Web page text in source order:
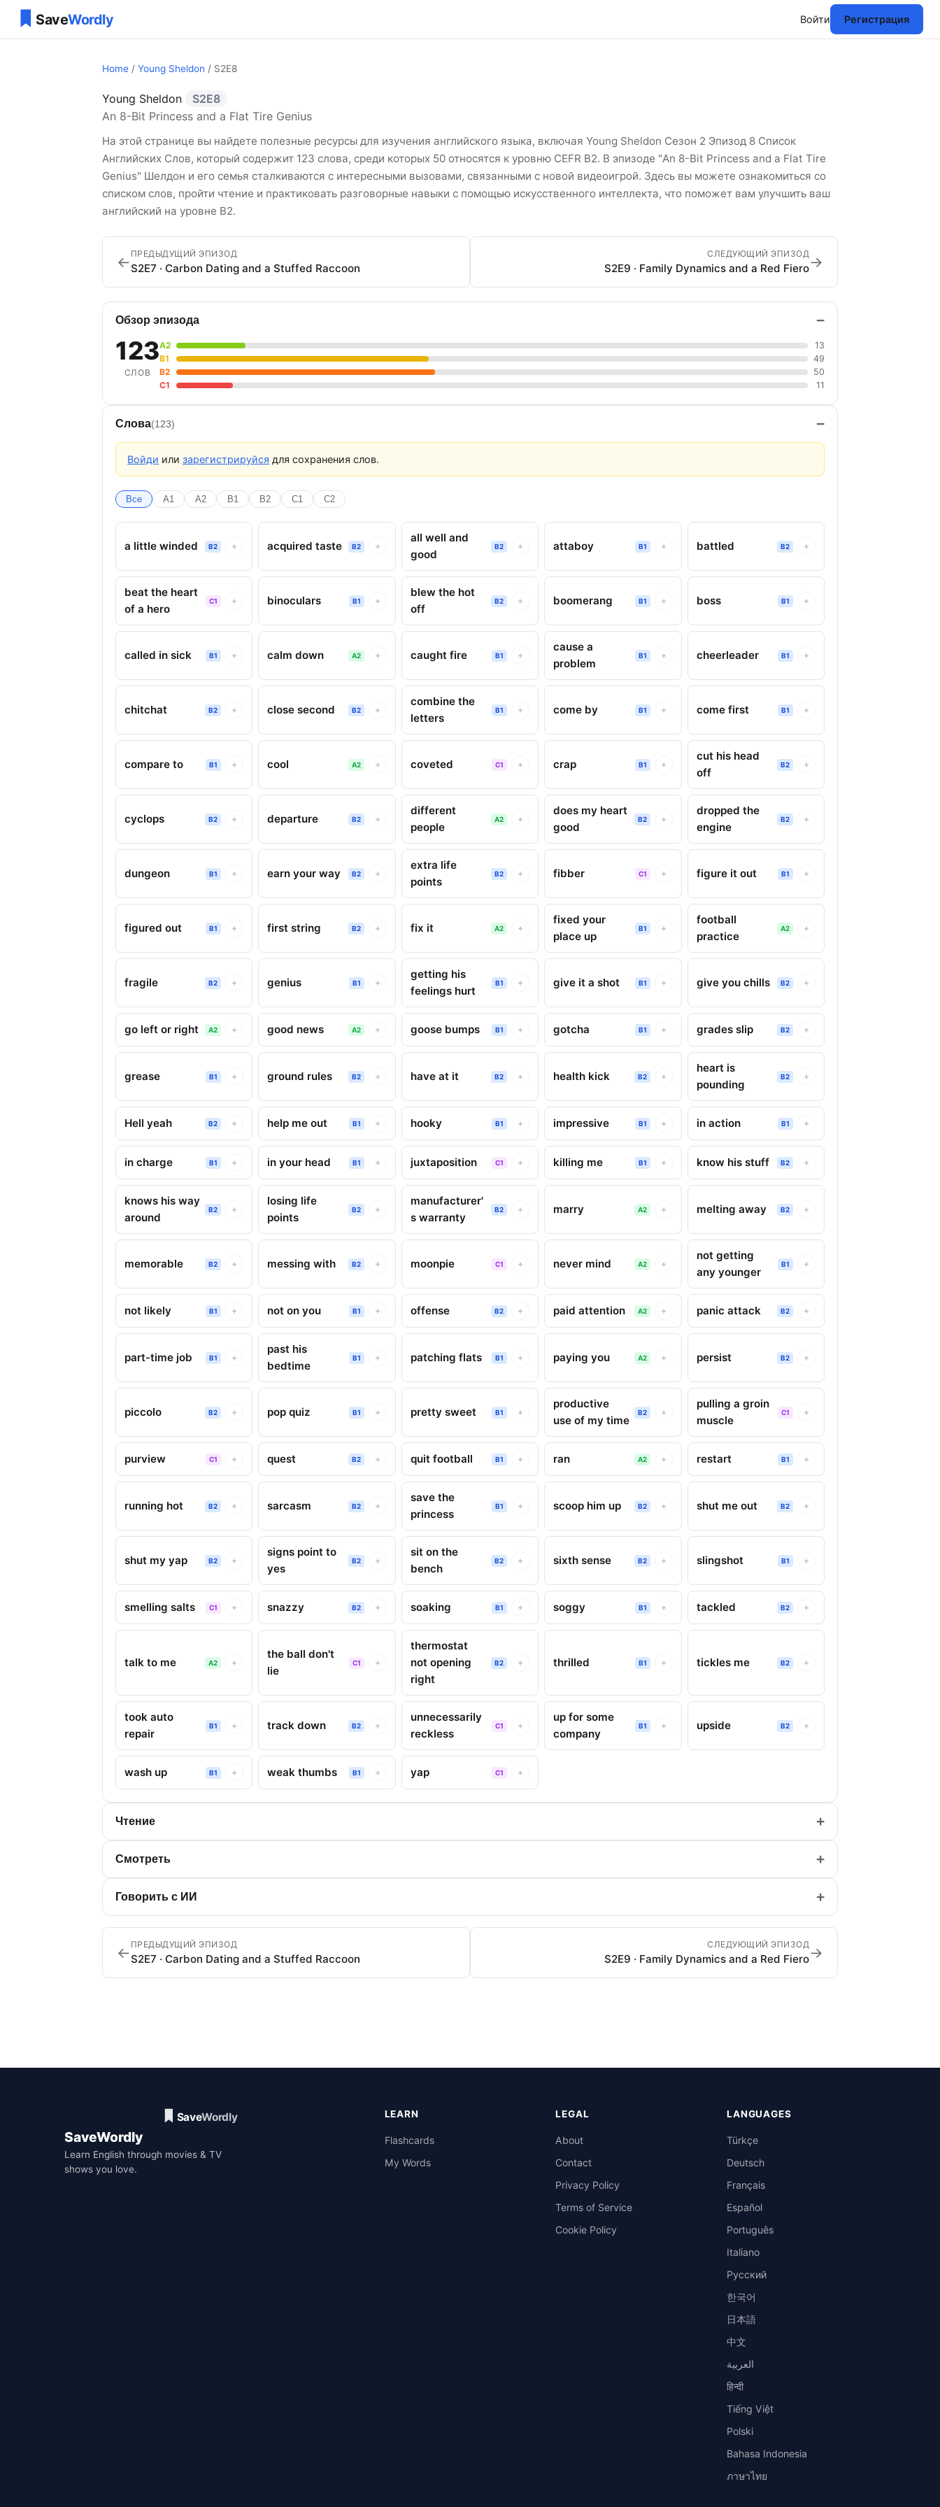
Войти Регистрация
Home / Young Sheldon / S2E8
Young Sheldon Сезон 2 Эпизоды 8 Список английских слов
Young Sheldon
S2E8
An 8-Bit Princess and a Flat Tire Genius
На этой странице вы найдете полезные ресурсы для изучения английского языка, включая Young Sheldon Сезон 2 Эпизод 8 Список
Английских Слов, который содержит 123 слова, среди которых 50 относятся к уровню CEFR B2. В эпизоде "An 8-Bit Princess and a Flat Tire
Genius" Шелдон и его семья сталкиваются с интересными вызовами, связанными с новой видеоигрой. Здесь вы можете ознакомиться со
списком слов, пройти чтение и практиковать разговорные навыки с помощью искусственного интеллекта, что поможет вам улучшить ваш
английский на уровне B2.
← ПРЕДЫДУЩИЙ ЭПИЗОД
S2E7 · Carbon Dating and a Stuffed Raccoon
СЛЕДУЮЩИЙ ЭПИЗОД
S2E9 · Family Dynamics and a Red Fiero→
Обзор эпизода −
123
СЛОВ
A2
13
B1
49
B2
50
C1
11
Слова(123) −
Войди или зарегистрируйся для сохранения слов.
Все A1 A2 B1 B2 C1 C2
a little winded B2 + acquired taste B2 +
all well and
good
B2 + attaboy B1 + battled B2 +
beat the heart
of a hero
C1 + binoculars B1 +
blew the hot
off
B2 + boomerang B1 + boss B1 +
called in sick B1 + calm down A2 + caught fire B1 +
cause a
problem
B1 + cheerleader B1 +
chitchat B2 + close second B2 +
combine the
letters
B1 + come by B1 + come first B1 +
compare to B1 + cool A2 + coveted C1 + crap B1 +
cut his head
off
B2 +
cyclops B2 + departure B2 +
different
people
A2 +
does my heart
good
B2 +
dropped the
engine
B2 +
dungeon B1 + earn your way B2 +
extra life
points
B2 + fibber C1 + figure it out B1 +
figured out B1 + first string B2 + fix it A2 +
fixed your
place up
B1 +
football
practice
A2 +
fragile B2 + genius B1 +
getting his
feelings hurt
B1 + give it a shot B1 + give you chills B2 +
go left or right A2 + good news A2 + goose bumps B1 + gotcha B1 + grades slip B2 +
grease B1 + ground rules B2 + have at it B2 + health kick B2 +
heart is
pounding
B2 +
Hell yeah B2 + help me out B1 + hooky B1 + impressive B1 + in action B1 +
in charge B1 + in your head B1 + juxtaposition C1 + killing me B1 + know his stuff B2 +
knows his way
around
B2 +
losing life
points
B2 +
manufacturer'
s warranty
B2 + marry A2 + melting away B2 +
memorable B2 + messing with B2 + moonpie C1 + never mind A2 +
not getting
any younger
B1 +
not likely B1 + not on you B1 + offense B2 + paid attention A2 + panic attack B2 +
part-time job B1 +
past his
bedtime
B1 + patching flats B1 + paying you A2 + persist B2 +
piccolo B2 + pop quiz B1 + pretty sweet B1 +
productive
use of my time
B2 +
pulling a groin
muscle
C1 +
purview C1 + quest B2 + quit football B1 + ran A2 + restart B1 +
running hot B2 + sarcasm B2 +
save the
princess
B1 + scoop him up B2 + shut me out B2 +
shut my yap B2 +
signs point to
yes
B2 +
sit on the
bench
B2 + sixth sense B2 + slingshot B1 +
smelling salts C1 + snazzy B2 + soaking B1 + soggy B1 + tackled B2 +
talk to me A2 +
the ball don't
lie
C1 +
thermostat
not opening
right
B2 + thrilled B1 + tickles me B2 +
took auto
repair
B1 + track down B2 +
unnecessarily
reckless
C1 +
up for some
company
B1 + upside B2 +
wash up B1 + weak thumbs B1 + yap C1 +
Чтение +
Смотреть +
Говорить с ИИ +
← ПРЕДЫДУЩИЙ ЭПИЗОД
S2E7 · Carbon Dating and a Stuffed Raccoon
СЛЕДУЮЩИЙ ЭПИЗОД
S2E9 · Family Dynamics and a Red Fiero→
SaveWordly
Learn English through movies & TV
shows you love.
LEARN
Flashcards
My Words
LEGAL
About
Contact
Privacy Policy
Terms of Service
Cookie Policy
LANGUAGES
Türkçe
Deutsch
Français
Español
Português
Italiano
Русский
한국어
日本語
中文
العربية
हिन्दी
Tiếng Việt
Polski
Bahasa Indonesia
ภาษาไทย